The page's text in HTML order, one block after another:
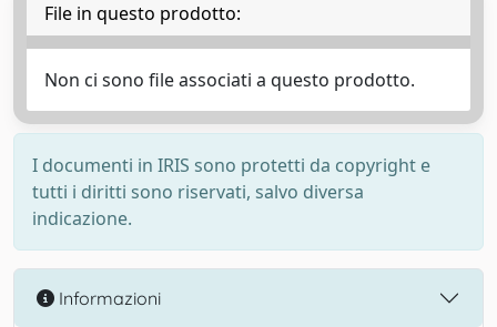
File in questo prodotto:
Non ci sono file associati a questo prodotto.
I documenti in IRIS sono protetti da copyright e
tutti i diritti sono riservati, salvo diversa
indicazione.
Informazioni